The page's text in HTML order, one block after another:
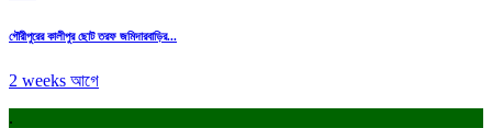
গৌরীপুরের কালীপুর ছোট তরফ জমিদারবাড়ির...
2 weeks আগে
.